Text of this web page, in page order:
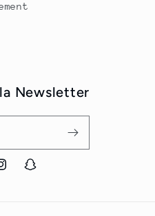
Newsletter
Snapchat